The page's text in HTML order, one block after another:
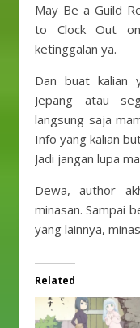
May Be a Guild
to Clock Out
ketinggalan ya.
Dan buat kalian
Jepang atau
langsung saja
Info yang kalian
Jadi jangan lupa
Dewa, author
minasan. Sampai
yang lainnya,
Related